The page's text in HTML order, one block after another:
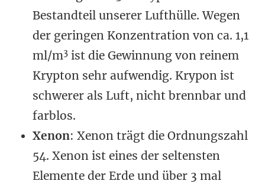
Bestandteil unserer Lufthülle. Wegen
der geringen Konzentration von ca. 1,1
ml/m3 ist die Gewinnung von reinem
Krypton sehr aufwendig. Krypon ist
schwerer als Luft, nicht brennbar und
farblos.
Xenon: Xenon trägt die Ordnungszahl
54. Xenon ist eines der seltensten
Elemente der Erde und über 3 mal